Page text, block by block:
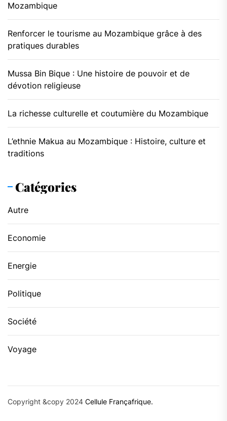
Mozambique
Renforcer le tourisme au Mozambique grâce à des
pratiques durables
Mussa Bin Bique : Une histoire de pouvoir et de
dévotion religieuse
La richesse culturelle et coutumière du Mozambique
L’ethnie Makua au Mozambique : Histoire, culture et
traditions
Catégories
Autre
Economie
Energie
Politique
Société
Voyage
Copyright &copy 2024 Cellule Françafrique.